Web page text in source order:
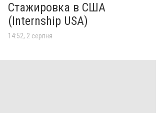
Стажировка в США
(Internship USA)
14:52, 2 серпня